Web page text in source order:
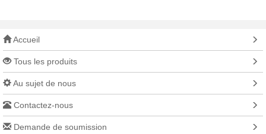
Accueil
Tous les produits
Au sujet de nous
Contactez-nous
Demande de soumission